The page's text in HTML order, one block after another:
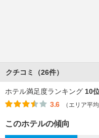
クチコミ（26件）
ホテル満足度ランキング 10
3.6 （エリア平均
このホテルの傾向